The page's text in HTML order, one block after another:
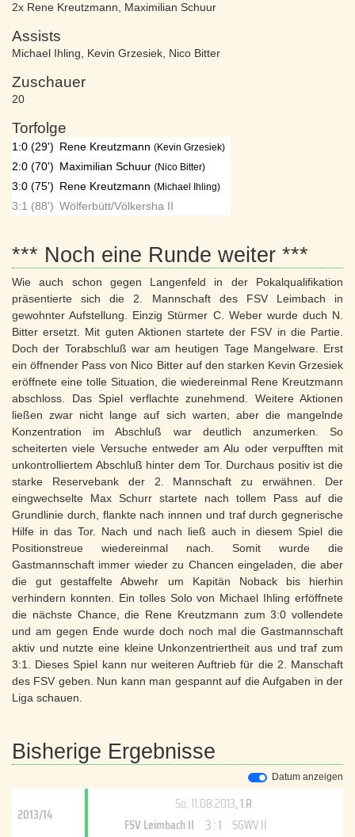
2x Rene Kreutzmann Maximilian Schuur
Assists
Michael Ihling Kevin Grzesiek Nico Bitter
Zuschauer
20
Torfolge
1:0 (29') Rene Kreutzmann (Kevin Grzesiek)
2:0 (70') Maximilian Schuur (Nico Bitter)
3:0 (75') Rene Kreutzmann (Michael Ihling)
3:1 (88') Wölferbütt/Völkersha II
*** Noch eine Runde weiter ***
Wie auch schon gegen Langenfeld in der Pokalqualifikation
präsentierte sich die 2. Mannschaft des FSV Leimbach in
gewohnter Aufstellung. Einzig Stürmer C. Weber wurde duch N.
Bitter ersetzt. Mit guten Aktionen startete der FSV in die Partie.
Doch der Torabschluß war am heutigen Tage Mangelware. Erst
ein öffnender Pass von Nico Bitter auf den starken Kevin Grzesiek
eröffnete eine tolle Situation, die wiedereinmal Rene Kreutzmann
abschloss. Das Spiel verflachte zunehmend. Weitere Aktionen
ließen zwar nicht lange auf sich warten, aber die mangelnde
Konzentration im Abschluß war deutlich anzumerken. So
scheiterten viele Versuche entweder am Alu oder verpufften mit
unkontrolliertem Abschluß hinter dem Tor. Durchaus positiv ist die
starke Reservebank der 2. Mannschaft zu erwähnen. Der
eingwechselte Max Schurr startete nach tollem Pass auf die
Grundlinie durch, flankte nach innnen und traf durch gegnerische
Hilfe in das Tor. Nach und nach ließ auch in diesem Spiel die
Positionstreue wiedereinmal nach. Somit wurde die
Gastmannschaft immer wieder zu Chancen eingeladen, die aber
die gut gestaffelte Abwehr um Kapitän Noback bis hierhin
verhindern konnten. Ein tolles Solo von Michael Ihling erföffnete
die nächste Chance, die Rene Kreutzmann zum 3:0 vollendete
und am gegen Ende wurde doch noch mal die Gastmannschaft
aktiv und nutzte eine kleine Unkonzentriertheit aus und traf zum
3:1. Dieses Spiel kann nur weiteren Auftrieb für die 2. Manschaft
des FSV geben. Nun kann man gespannt auf die Aufgaben in der
Liga schauen.
Bisherige Ergebnisse
Datum anzeigen
2013/14
So, 11.08.2013, 1.R
FSV Leimbach II 3 : 1 SGWV II